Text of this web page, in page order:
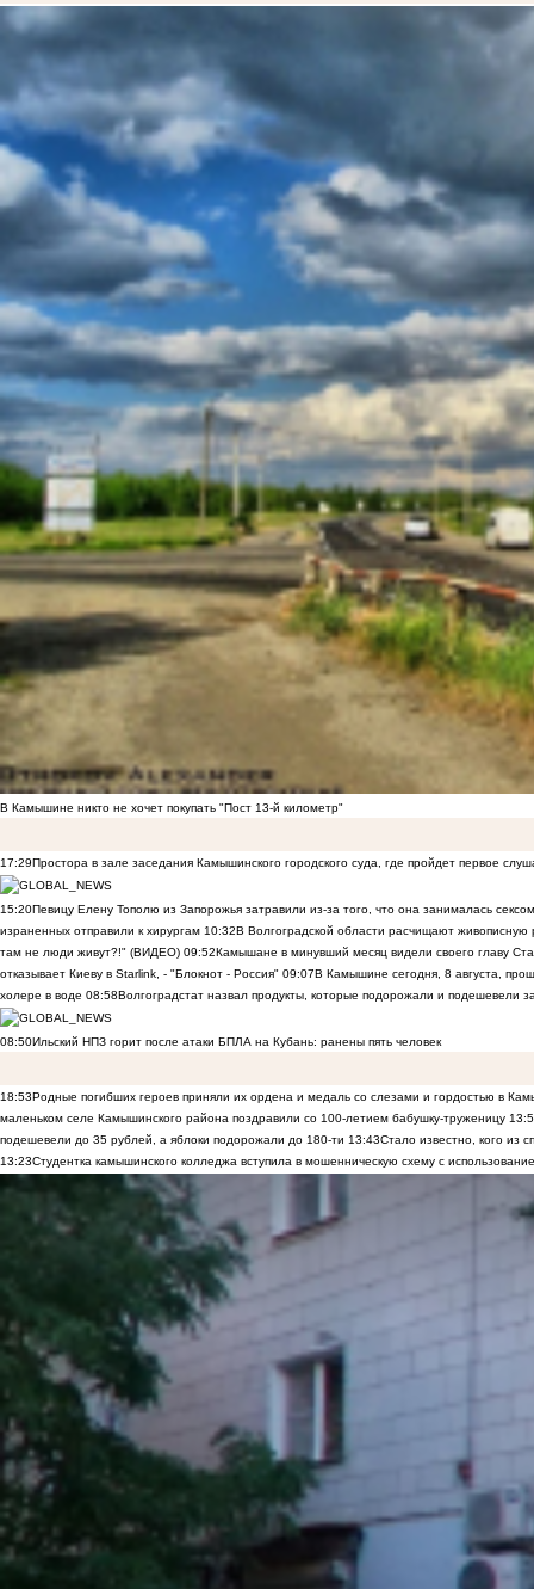
В Камышине никто не хочет покупать "Пост 13-й километр"
17:29Простора в зале заседания Камышинского городского суда, где пройдет первое
15:20Певицу Елену Тополю из Запорожья затравили из-за того, что она занималась
израненных отправили к хирургам 10:32В Волгоградской области расчищают
там не люди живут?!" (ВИДЕО) 09:52Камышане в минувший месяц видели своего главу
отказывает Киеву в Starlink, - "Блокнот - Россия" 09:07В Камышине сегодня, 8 августа,
холере в воде 08:58Волгоградстат назвал продукты, которые подорожали и подешевели
08:50Ильский НПЗ горит после атаки БПЛА на Кубань: ранены пять человек
18:53Родные погибших героев приняли их ордена и медаль со слезами и гордостью в
маленьком селе Камышинского района поздравили со 100-летием бабушку-труженицу
подешевели до 35 рублей, а яблоки подорожали до 180-ти 13:43Стало известно, кого из
13:23Студентка камышинского колледжа вступила в мошенническую схему с